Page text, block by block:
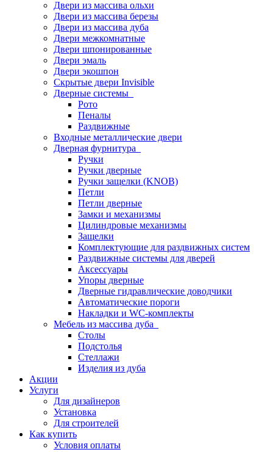
Двери из массива ольхи
Двери из массива березы
Двери из массива дуба
Двери межкомнатные
Двери шпонированные
Двери эмаль
Двери экошпон
Скрытые двери Invisible
Дверные системы
Рото
Пеналы
Раздвижные
Входные металлические двери
Дверная фурнитура
Ручки
Ручки дверные
Ручки защелки (KNOB)
Петли
Петли дверные
Замки и механизмы
Цилиндровые механизмы
Защелки
Комплектующие для раздвижных систем
Раздвижные системы для дверей
Аксессуары
Упоры дверные
Дверные гидравлические доводчики
Автоматические пороги
Накладки и WC-комплекты
Мебель из массива дуба
Столы
Подстолья
Стеллажи
Изделия из дуба
Акции
Услуги
Для дизайнеров
Установка
Для строителей
Как купить
Условия оплаты